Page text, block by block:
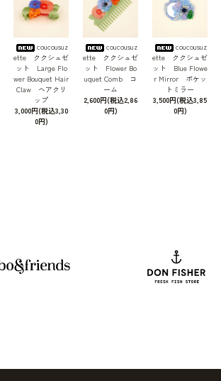
coucousuz
ette ククシュゼ
ット Large Flo
wer Bouquet Hair
Claw ヘアクリ
ップ
3,000円(税込3,30
0円)
coucousuz
ette ククシュゼ
ット Flower Bo
uquet Comb コ
ーム
2,600円(税込2,86
0円)
coucousuz
ette ククシュゼ
ット Blue Flowe
r Mirror ポケッ
トミラー
3,500円(税込3,85
0円)